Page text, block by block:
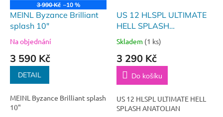
3 990 Kč –10 %
MEINL Byzance Brilliant
splash 10"
Na objednání
3 590 Kč
DETAIL
MEINL Byzance Brilliant splash
10"
US 12 HLSPL ULTIMATE
HELL SPLASH
ANATOLIAN
Skladem (1 ks)
3 290 Kč
Do košíku
US 12 HLSPL ULTIMATE HELL
SPLASH ANATOLIAN